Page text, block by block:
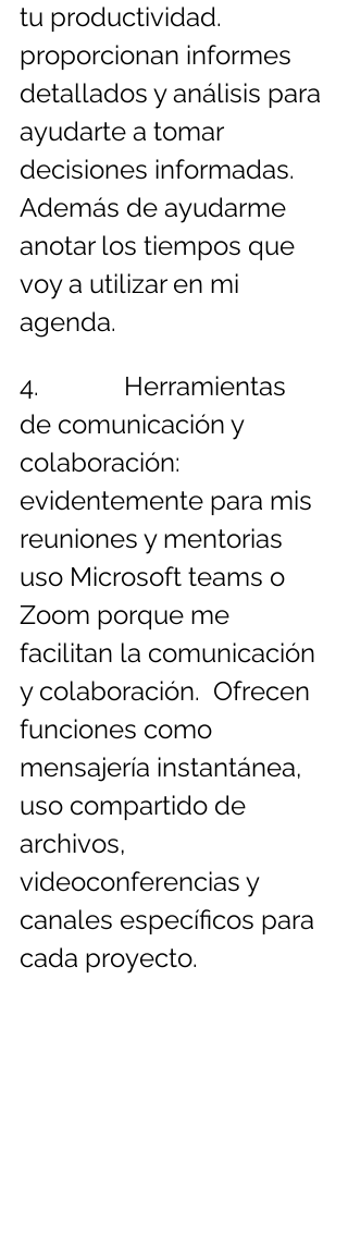
tu productividad.
proporcionan informes
detallados y análisis para
ayudarte a tomar
decisiones informadas.
Además de ayudarme
anotar los tiempos que
voy a utilizar en mi
agenda.
4.             Herramientas
de comunicación y
colaboración:
evidentemente para mis
reuniones y mentorias
uso Microsoft teams o
Zoom porque me
facilitan la comunicación
y colaboración.  Ofrecen
funciones como
mensajería instantánea,
uso compartido de
archivos,
videoconferencias y
canales específicos para
cada proyecto.